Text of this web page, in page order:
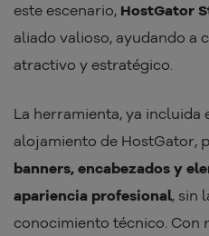
este escenario, HostGator
aliado valioso, ayudando a
atractivo y estratégico.
La herramienta, ya incluida
alojamiento de HostGator,
banners, encabezados y
apariencia profesional, sin
conocimiento técnico. Con